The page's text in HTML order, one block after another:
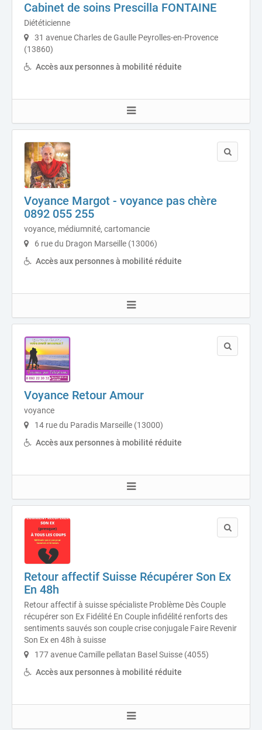
Cabinet de soins Prescilla FONTAINE
Diététicienne
31 avenue Charles de Gaulle Peyrolles-en-Provence
(13860)
Accès aux personnes à mobilité réduite
Voyance Margot - voyance pas chère
0892 055 255
voyance, médiumnité, cartomancie
6 rue du Dragon Marseille (13006)
Accès aux personnes à mobilité réduite
Voyance Retour Amour
voyance
14 rue du Paradis Marseille (13000)
Accès aux personnes à mobilité réduite
Retour affectif Suisse Récupérer Son Ex
En 48h
Retour affectif à suisse spécialiste Problème Dès Couple
récupérer son Ex Fidélité En Couple infidélité renforts des
sentiments sauvés son couple crise conjugale Faire Revenir
Son Ex en 48h à suisse
177 avenue Camille pellatan Basel Suisse (4055)
Accès aux personnes à mobilité réduite